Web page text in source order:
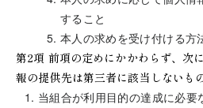
すること
本人の求めを受け付ける方
第2項 前項の定めにかかわらず、次
報の提供先は第三者に該当しないも
当組合が利用目的の達成に必